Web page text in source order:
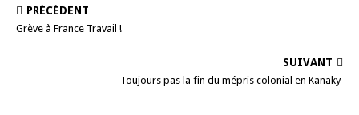
PRÉCÉDENT
Grève à France Travail !
SUIVANT
Toujours pas la fin du mépris colonial en Kanaky